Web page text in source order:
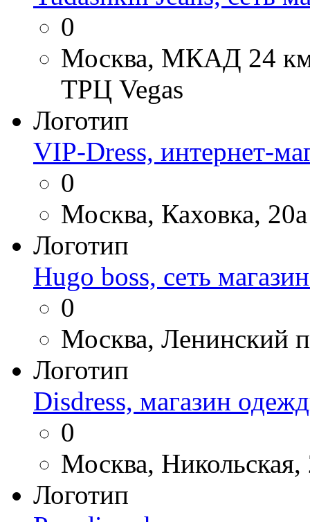
0
Москва, МКАД 24
ТРЦ Vegas
Логотип
VIP-Dress, интернет-
0
Москва, Каховка, 20а
Логотип
Hugo boss, сеть
0
Москва, Ленинский
Логотип
Disdress, магазин
0
Москва,
Логотип